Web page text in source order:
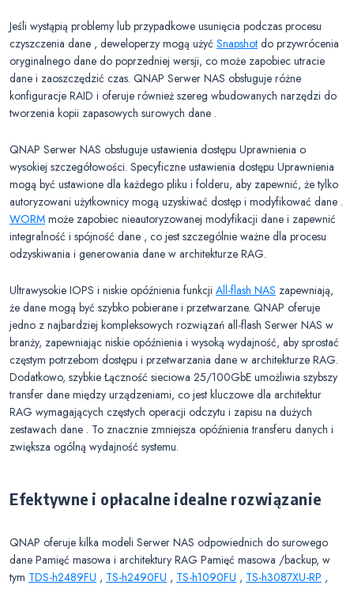
Jeśli wystąpią problemy lub przypadkowe usunięcia podczas procesu
czyszczenia dane , deweloperzy mogą użyć Snapshot do przywrócenia
oryginalnego dane do poprzedniej wersji, co może zapobiec utracie
dane i zaoszczędzić czas. QNAP Serwer NAS obsługuje różne
konfiguracje RAID i oferuje również szereg wbudowanych narzędzi do
tworzenia kopii zapasowych surowych dane .
QNAP Serwer NAS obsługuje ustawienia dostępu Uprawnienia o
wysokiej szczegółowości. Specyficzne ustawienia dostępu Uprawnienia
mogą być ustawione dla każdego pliku i folderu, aby zapewnić, że tylko
autoryzowani użytkownicy mogą uzyskiwać dostęp i modyfikować dane .
WORM może zapobiec nieautoryzowanej modyfikacji dane i zapewnić
integralność i spójność dane , co jest szczególnie ważne dla procesu
odzyskiwania i generowania dane w architekturze RAG.
Ultrawysokie IOPS i niskie opóźnienia funkcji All-flash NAS zapewniają,
że dane mogą być szybko pobierane i przetwarzane. QNAP oferuje
jedno z najbardziej kompleksowych rozwiązań all-flash Serwer NAS w
branży, zapewniając niskie opóźnienia i wysoką wydajność, aby sprostać
częstym potrzebom dostępu i przetwarzania dane w architekturze RAG.
Dodatkowo, szybkie Łączność sieciowa 25/100GbE umożliwia szybszy
transfer dane między urządzeniami, co jest kluczowe dla architektur
RAG wymagających częstych operacji odczytu i zapisu na dużych
zestawach dane . To znacznie zmniejsza opóźnienia transferu danych i
zwiększa ogólną wydajność systemu.
Efektywne i opłacalne idealne rozwiązanie
QNAP oferuje kilka modeli Serwer NAS odpowiednich do surowego
dane Pamięć masowa i architektury RAG Pamięć masowa /backup, w
tym TDS-h2489FU , TS-h2490FU , TS-h1090FU , TS-h3087XU-RP ,